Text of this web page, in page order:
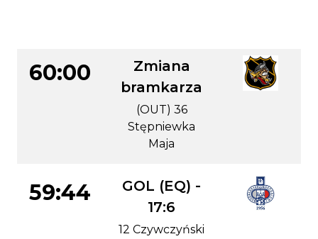
60:00
Zmiana
bramkarza
(OUT) 36
Stępniewka
Maja
59:44
GOL (EQ) -
17:6
12 Czywczyński